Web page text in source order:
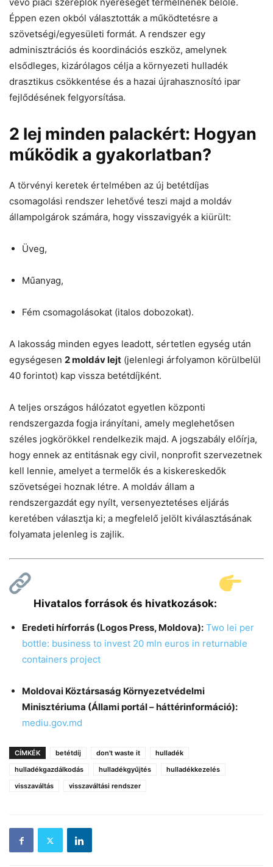
Éppen ezen okból választották a működtetésre a
szövetségi/egyesületi formát. A rendszer egy
adminisztrációs és koordinációs eszköz, amelynek
elsődleges, kizárólagos célja a környezeti hulladék
drasztikus csökkentése és a hazai újrahasznosító ipar
fejlődésének felgyorsítása.
2 lej minden palackért: Hogyan
működik a gyakorlatban?
A törvényi keretek értelmében az új betétdíjas
csomagolási rendszer lehetővé teszi majd a moldáv
állampolgárok számára, hogy visszavigyék a kiürült:
Üveg,
Műanyag,
Fém csomagolásokat (italos dobozokat).
A lakosság minden egyes leadott, sértetlen egység után
egységesen 2 moldáv lejt (jelenlegi árfolyamon körülbelül
40 forintot) kap vissza betétdíjként.
A teljes országos hálózatot egyetlen központi
rendszergazda fogja irányítani, amely meglehetősen
széles jogkörökkel rendelkezik majd. A jogszabály előírja,
hogy ennek az entitásnak egy civil, nonprofit szervezetnek
kell lennie, amelyet a termelők és a kiskereskedők
szövetségei hoznak létre. A moldáv állam a
rendszergazdát egy nyílt, versenyeztetéses eljárás
keretében választja ki; a megfelelő jelölt kiválasztásának
folyamata jelenleg is zajlik.
Hivatalos források és hivatkozások:
Eredeti hírforrás (Logos Press, Moldova): Two lei per
bottle: business to invest 20 mln euros in returnable
containers project
Moldovai Köztársaság Környezetvédelmi
Minisztériuma (Állami portál – háttérinformáció):
mediu.gov.md
CÍMKÉK betétdíj don't waste it
hulladék
hulladékgazdálkodás
hulladékgyűjtés
hulladékkezelés
visszaváltás
visszaváltási rendszer